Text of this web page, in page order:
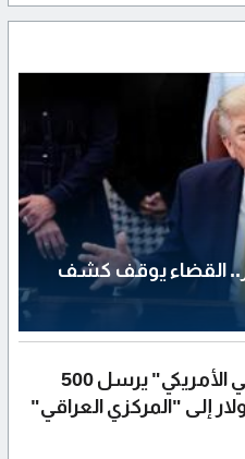
دولار.. القضاء يوقف كشف
"الفيدرالي الأمريكي" يرسل 500
إلى "المركزي العراقي"